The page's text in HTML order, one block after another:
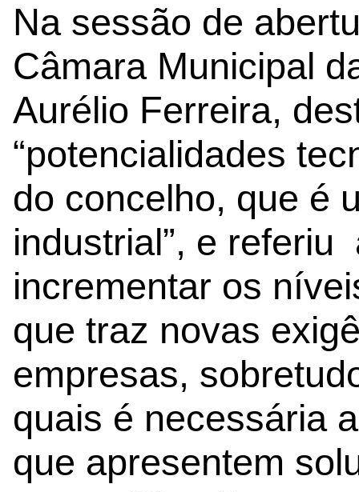
Na sessão de
Câmara Municipal
Aurélio Ferreira,
“potencialidades
do concelho, que é
industrial”, e referiu
incrementar os
que traz novas
empresas,
quais é necessária
que apresentem